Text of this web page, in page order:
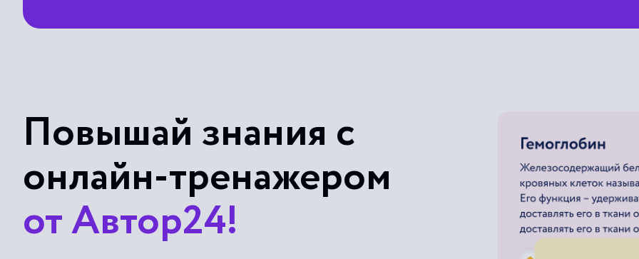
Повышай знания с
онлайн-тренажером
от Автор24!